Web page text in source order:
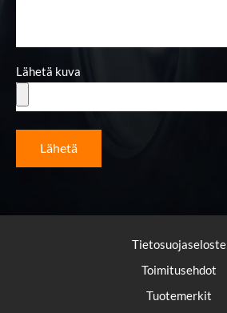
Lähetä kuva
Lähetä
Tietosuojaseloste
Toimitusehdot
Tuotemerkit